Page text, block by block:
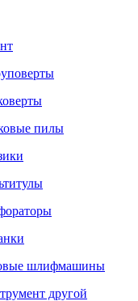
пилы
шлифмашины
другой